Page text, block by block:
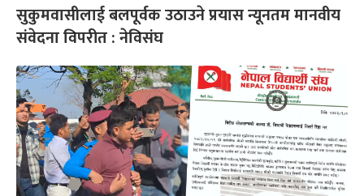
सुकुमवासीलाई बलपूर्वक उठाउने प्रयास न्यूनतम मानवीय
संवेदना विपरीत : नेविसंघ